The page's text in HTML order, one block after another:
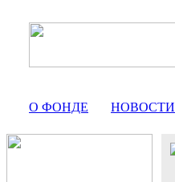
О ФОНДЕ НОВОСТИ